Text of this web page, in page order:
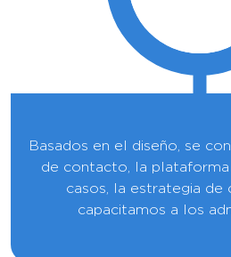
Basados en el diseño, se
de contacto, la
casos, la estrategia de
capacitamos a los